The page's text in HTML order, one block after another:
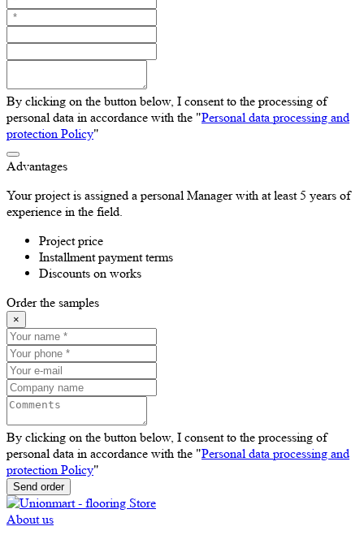
By clicking on the button below, I consent to the processing of
personal data in accordance with the "Personal data processing and
protection Policy"
Advantages
Your project is assigned a personal Manager with at least 5 years of
experience in the field.
Project price
Installment payment terms
Discounts on works
Order the samples
×
By clicking on the button below, I consent to the processing of
personal data in accordance with the "Personal data processing and
protection Policy"
Send order
About us